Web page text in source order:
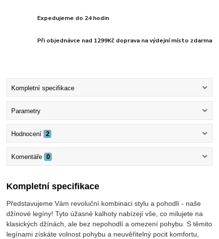
Expedujeme do 24 hodin
Při objednávce nad 1299Kč doprava na výdejní místo zdarma
Kompletní specifikace
Parametry
Hodnocení 2
Komentáře 0
Kompletní specifikace
Představujeme Vám revoluční kombinaci stylu a pohodlí - naše
džínové legíny! Tyto úžasné kalhoty nabízejí vše, co milujete na
klasických džínách, ale bez nepohodlí a omezení pohybu. S těmito
legínami získáte volnost pohybu a neuvěřitelný pocit komfortu,